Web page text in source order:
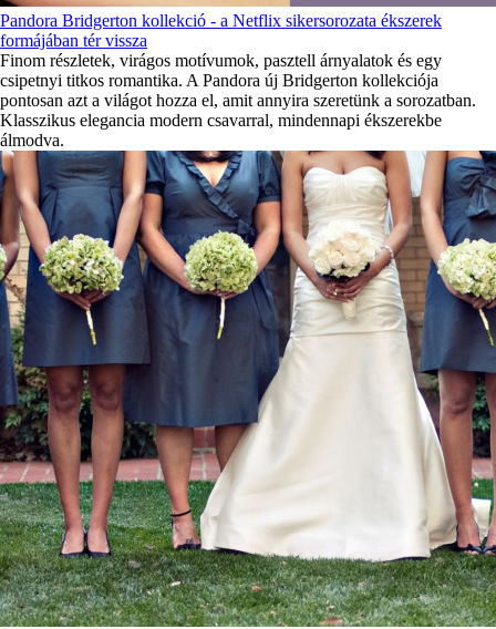
Pandora Bridgerton kollekció - a Netflix sikersorozata ékszerek
formájában tér vissza
Finom részletek, virágos motívumok, pasztell árnyalatok és egy
csipetnyi titkos romantika. A Pandora új Bridgerton kollekciója
pontosan azt a világot hozza el, amit annyira szeretünk a sorozatban.
Klasszikus elegancia modern csavarral, mindennapi ékszerekbe
álmodva.